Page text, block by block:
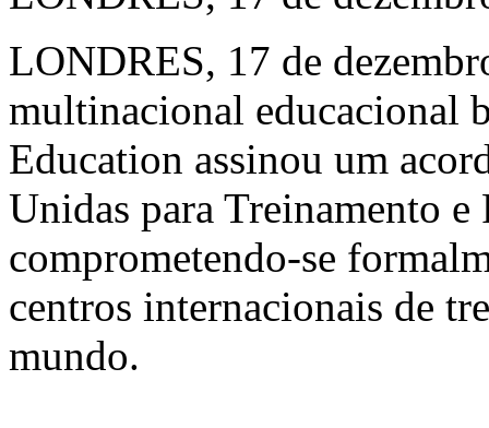
LONDRES, 17 de
multinacional educacional
Education assinou um
Unidas para Treinamento
comprometendo-se
centros internacionais de
mundo.